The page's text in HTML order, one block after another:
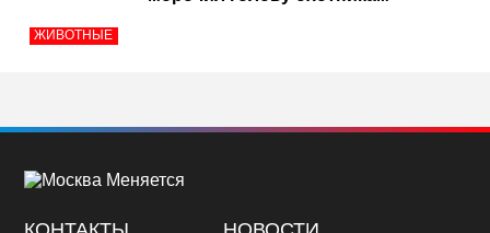
ЖИВОТНЫЕ